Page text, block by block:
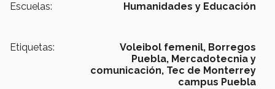
Escuelas: Humanidades y Educación
Etiquetas: Voleibol femenil, Borregos
Puebla, Mercadotecnia y
comunicación, Tec de Monterrey
campus Puebla